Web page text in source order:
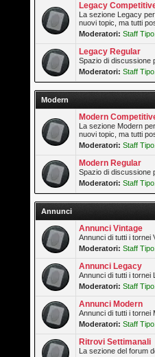
Legacy
La sezione Legacy
nuovi topic, ma tutti
Moderatori: Staff
Legacy Regular
Spazio di discussione
Moderatori: Staff
Modern
Modern
La sezione Modern
nuovi topic, ma tutti
Moderatori: Staff
Modern Regular
Spazio di discussione
Moderatori: Staff
Annunci
Annunci Vintage
Annunci di tutti i tornei
Moderatori: Staff
Annunci Legacy
Annunci di tutti i tornei
Moderatori: Staff
Annunci Modern
Annunci di tutti i tornei
Moderatori: Staff
Ritrovi Settimanali
La sezione del forum